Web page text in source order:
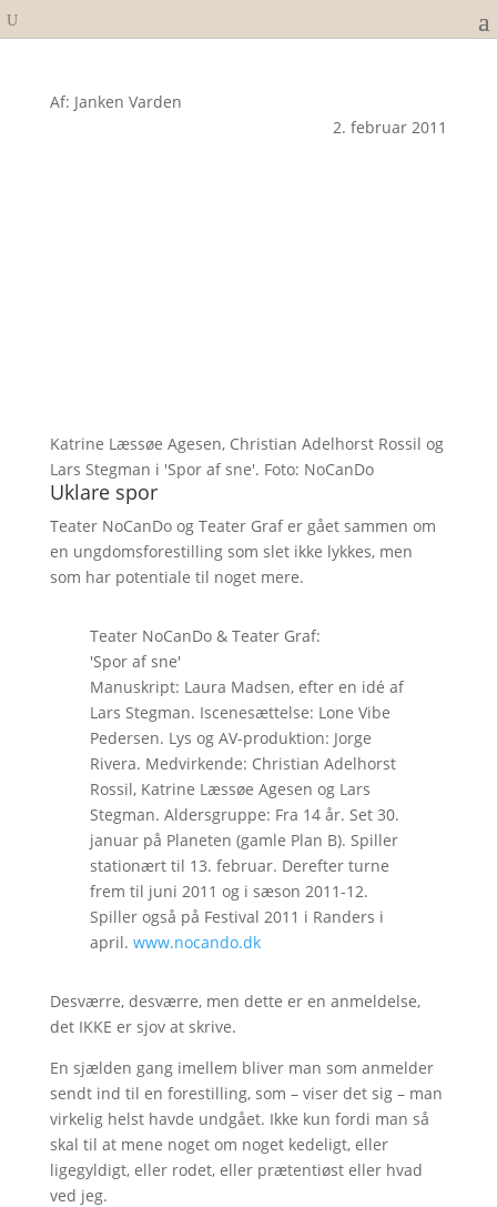
Af: Janken Varden
2. februar 2011
Katrine Læssøe Agesen, Christian Adelhorst Rossil og
Lars Stegman i 'Spor af sne'. Foto: NoCanDo
Uklare spor
Teater NoCanDo og Teater Graf er gået sammen om
en ungdomsforestilling som slet ikke lykkes, men
som har potentiale til noget mere.
Teater NoCanDo & Teater Graf:
'Spor af sne'
Manuskript: Laura Madsen, efter en idé af
Lars Stegman. Iscenesættelse: Lone Vibe
Pedersen. Lys og AV-produktion: Jorge
Rivera. Medvirkende: Christian Adelhorst
Rossil, Katrine Læssøe Agesen og Lars
Stegman. Aldersgruppe: Fra 14 år. Set 30.
januar på Planeten (gamle Plan B). Spiller
stationært til 13. februar. Derefter turne
frem til juni 2011 og i sæson 2011-12.
Spiller også på Festival 2011 i Randers i
april. www.nocando.dk
Desværre, desværre, men dette er en anmeldelse,
det IKKE er sjov at skrive.
En sjælden gang imellem bliver man som anmelder
sendt ind til en forestilling, som – viser det sig – man
virkelig helst havde undgået. Ikke kun fordi man så
skal til at mene noget om noget kedeligt, eller
ligegyldigt, eller rodet, eller prætentiøst eller hvad
ved jeg.